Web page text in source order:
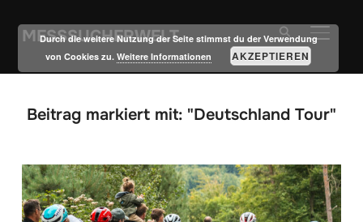
MESSSUCHERWELT
Beitrag markiert mit: "Deutschland Tour"
Durch die weitere Nutzung der Seite stimmst du der Verwendung
von Cookies zu.Weitere Informationen AKZEPTIEREN